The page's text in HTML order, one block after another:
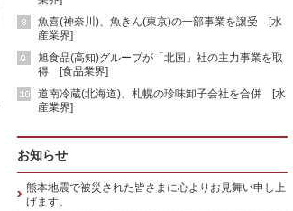
魚喜(神奈川)、魚きん(東京)の一部事業を譲受 [水
産業界]
旭食品(高知)グループが「北国」社の主力事業を取
得 [食品業界]
道南冷蔵(北海道)、札幌の珍味卸子会社を合併 [水
産業界]
お知らせ
熊本地震で被災された皆さまに心よりお見舞い申し上
げます。